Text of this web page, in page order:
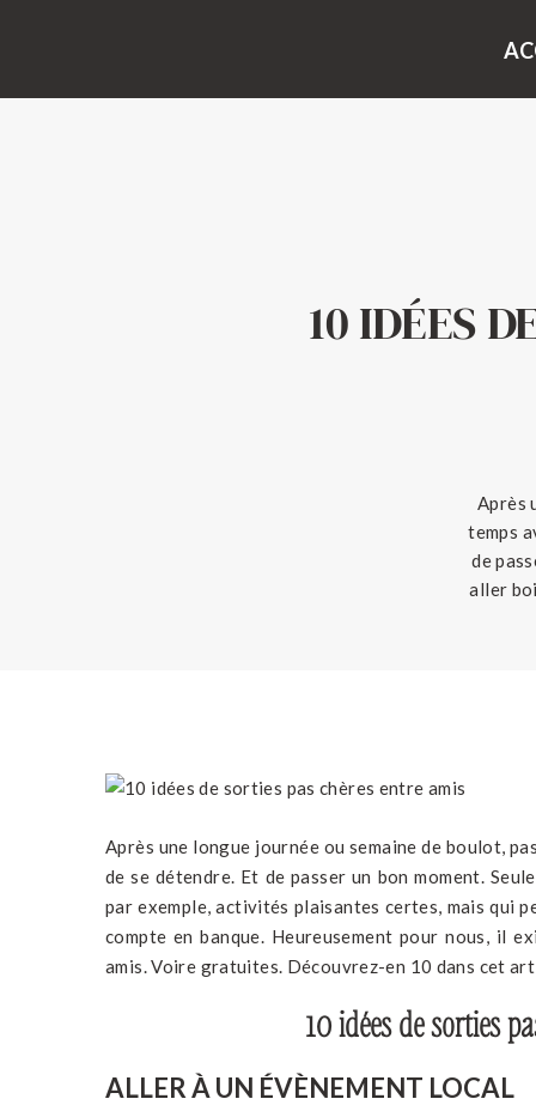
10 IDÉES
Après
temps
de
aller
Après une longue journée ou semaine de boulot,
de se détendre. Et de passer un bon moment.
par exemple, activités plaisantes certes, mais qui
compte en banque. Heureusement pour nous, il
amis. Voire gratuites. Découvrez-en 10 dans cet
10 idées de sorties
ALLER À UN ÉVÈNEMENT LOCAL